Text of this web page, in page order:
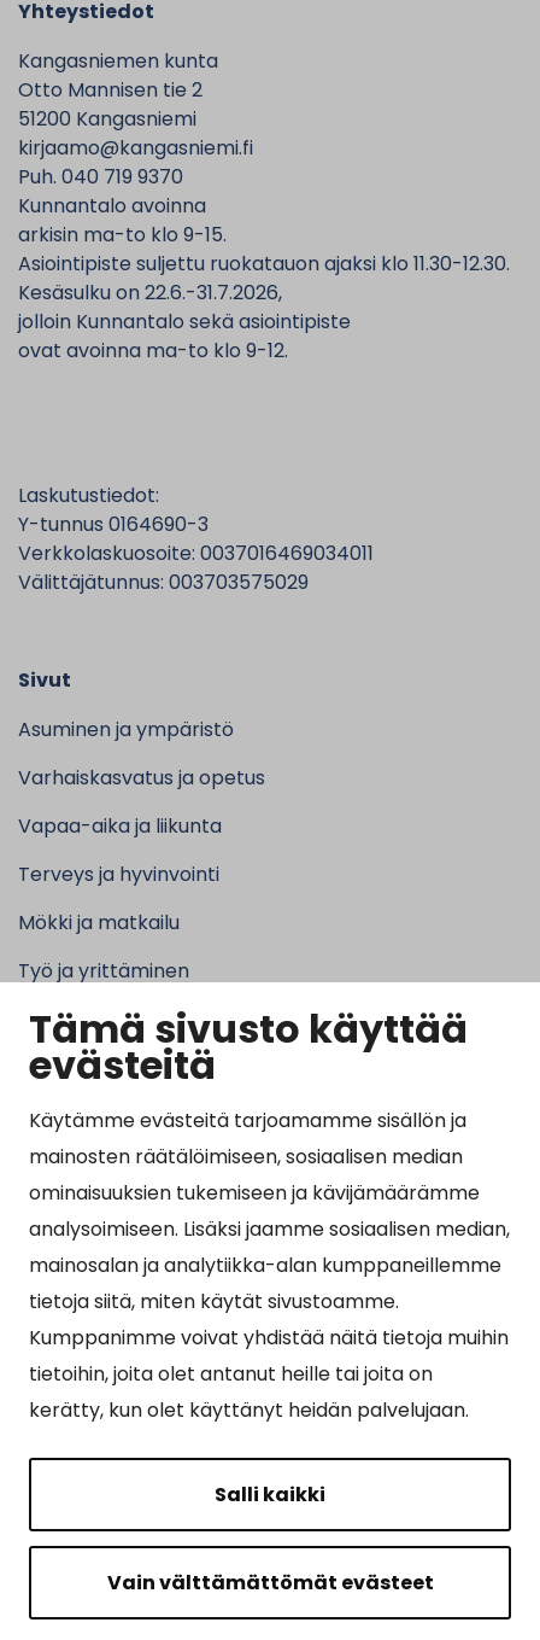
Tämä sivusto käyttää
evästeitä
Käytämme evästeitä tarjoamamme sisällön ja
mainosten räätälöimiseen, sosiaalisen median
ominaisuuksien tukemiseen ja kävijämäärämme
analysoimiseen. Lisäksi jaamme sosiaalisen median,
mainosalan ja analytiikka-alan kumppaneillemme
tietoja siitä, miten käytät sivustoamme.
Kumppanimme voivat yhdistää näitä tietoja muihin
tietoihin, joita olet antanut heille tai joita on
kerätty, kun olet käyttänyt heidän palvelujaan.
Salli kaikki
Vain välttämättömät evästeet
Yhteystiedot
Kangasniemen kunta
Otto Mannisen tie 2
51200 Kangasniemi
kirjaamo@kangasniemi.fi
Puh. 040 719 9370
Kunnantalo avoinna
arkisin ma-to klo 9-15.
Asiointipiste suljettu ruokatauon ajaksi klo 11.30-12.30.
Kesäsulku on 22.6.-31.7.2026,
jolloin Kunnantalo sekä asiointipiste
ovat avoinna ma-to klo 9-12.
Laskutustiedot:
Y-tunnus 0164690-3
Verkkolaskuosoite: 0037016469034011
Välittäjätunnus: 003703575029
Sivut
Asuminen ja ympäristö
Varhaiskasvatus ja opetus
Vapaa-aika ja liikunta
Terveys ja hyvinvointi
Mökki ja matkailu
Työ ja yrittäminen
Kunta ja hallinto
Suosituimmat sivut
Esityslistat, pöytäkirjat, viranhaltijapäätökset ja
kuulutukset
Tietoa ja ohjeistusta koronavirukseen liittyen
Asiointipiste
Sähköinen asiointi
Yhteydenotto
Tilavaraus
Ruokalistat